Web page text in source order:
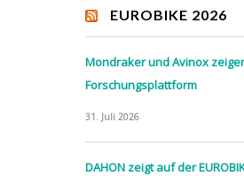
EUROBIKE 2026
Mondraker und Avinox
Forschungsplattform
31. Juli 2026
DAHON zeigt auf der